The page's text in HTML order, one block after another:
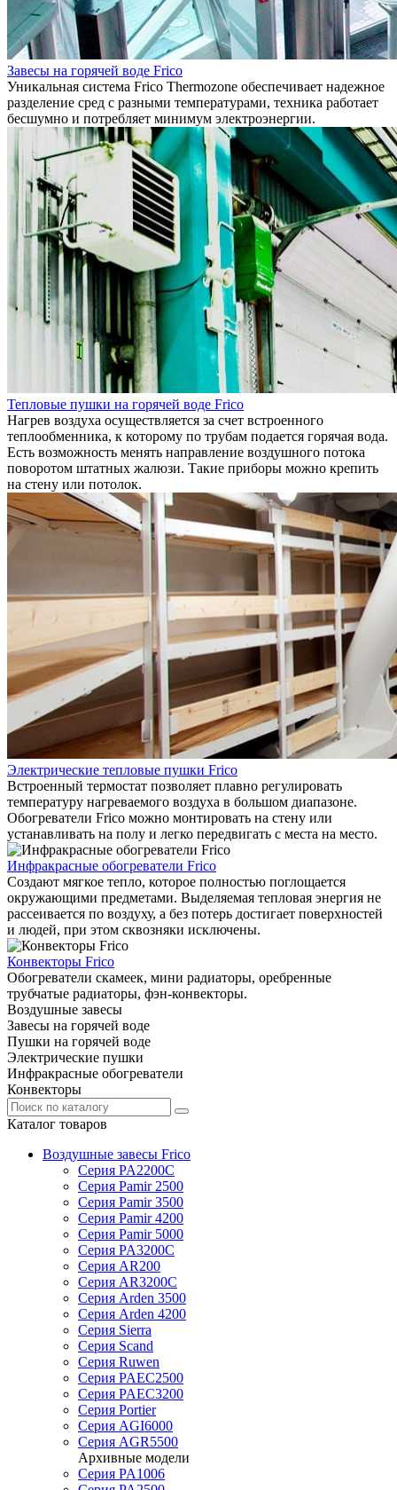
Завесы на горячей воде Frico
Уникальная система Frico Thermozone обеспечивает надежное
разделение сред с разными температурами, техника работает
бесшумно и потребляет минимум электроэнергии.
Тепловые пушки на горячей воде Frico
Нагрев воздуха осуществляется за счет встроенного
теплообменника, к которому по трубам подается горячая вода.
Есть возможность менять направление воздушного потока
поворотом штатных жалюзи. Такие приборы можно крепить
на стену или потолок.
Электрические тепловые пушки Frico
Встроенный термостат позволяет плавно регулировать
температуру нагреваемого воздуха в большом диапазоне.
Обогреватели Frico можно монтировать на стену или
устанавливать на полу и легко передвигать с места на место.
Инфракрасные обогреватели Frico
Создают мягкое тепло, которое полностью поглощается
окружающими предметами. Выделяемая тепловая энергия не
рассеивается по воздуху, а без потерь достигает поверхностей
и людей, при этом сквозняки исключены.
Конвекторы Frico
Обогреватели скамеек, мини радиаторы, оребренные
трубчатые радиаторы, фэн-конвекторы.
Воздушные завесы
Завесы на горячей воде
Пушки на горячей воде
Электрические пушки
Инфракрасные обогреватели
Конвекторы
Каталог товаров
Воздушные завесы Frico
Серия PA2200C
Серия Pamir 2500
Серия Pamir 3500
Серия Pamir 4200
Серия Pamir 5000
Серия PA3200C
Серия AR200
Серия AR3200C
Серия Arden 3500
Серия Arden 4200
Серия Sierra
Серия Scand
Серия Ruwen
Серия PAEC2500
Серия PAEC3200
Серия Portier
Серия AGI6000
Серия AGR5500
Архивные модели
Серия PA1006